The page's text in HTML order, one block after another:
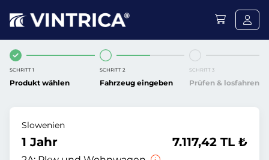
SCHRITT 1
Produkt wählen
SCHRITT 2
Fahrzeug eingeben
SCHRITT 3
Prüfen & losfahren
Slowenien
1 Jahr 7.117,42 TL ₺